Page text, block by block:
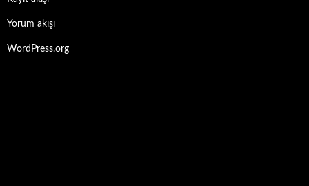
Yorum akışı
WordPress.org